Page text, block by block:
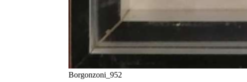
Borgonzoni_952